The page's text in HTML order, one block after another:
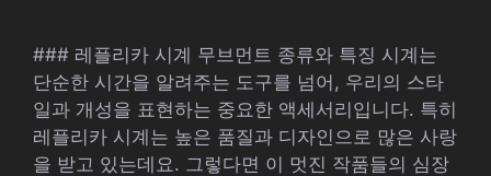
### 레플리카 시계 무브먼트 종류와 특징 시계는
단순한 시간을 알려주는 도구를 넘어, 우리의 스타
일과 개성을 표현하는 중요한 액세서리입니다. 특히
레플리카 시계는 높은 품질과 디자인으로 많은 사랑
을 받고 있는데요. 그렇다면 이 멋진 작품들의 심장